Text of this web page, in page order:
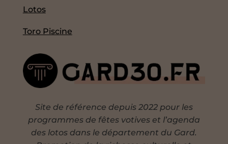
Lotos
Toro Piscine
Site de référence depuis 2022 pour les
programmes de fêtes votives et l’agenda
des lotos dans le département du Gard.